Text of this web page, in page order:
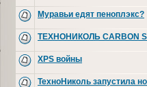
Муравьи едят пеноплэкс?
ТЕХНОНИКОЛЬ CARBON
XPS войны
ТехноНиколь запустила